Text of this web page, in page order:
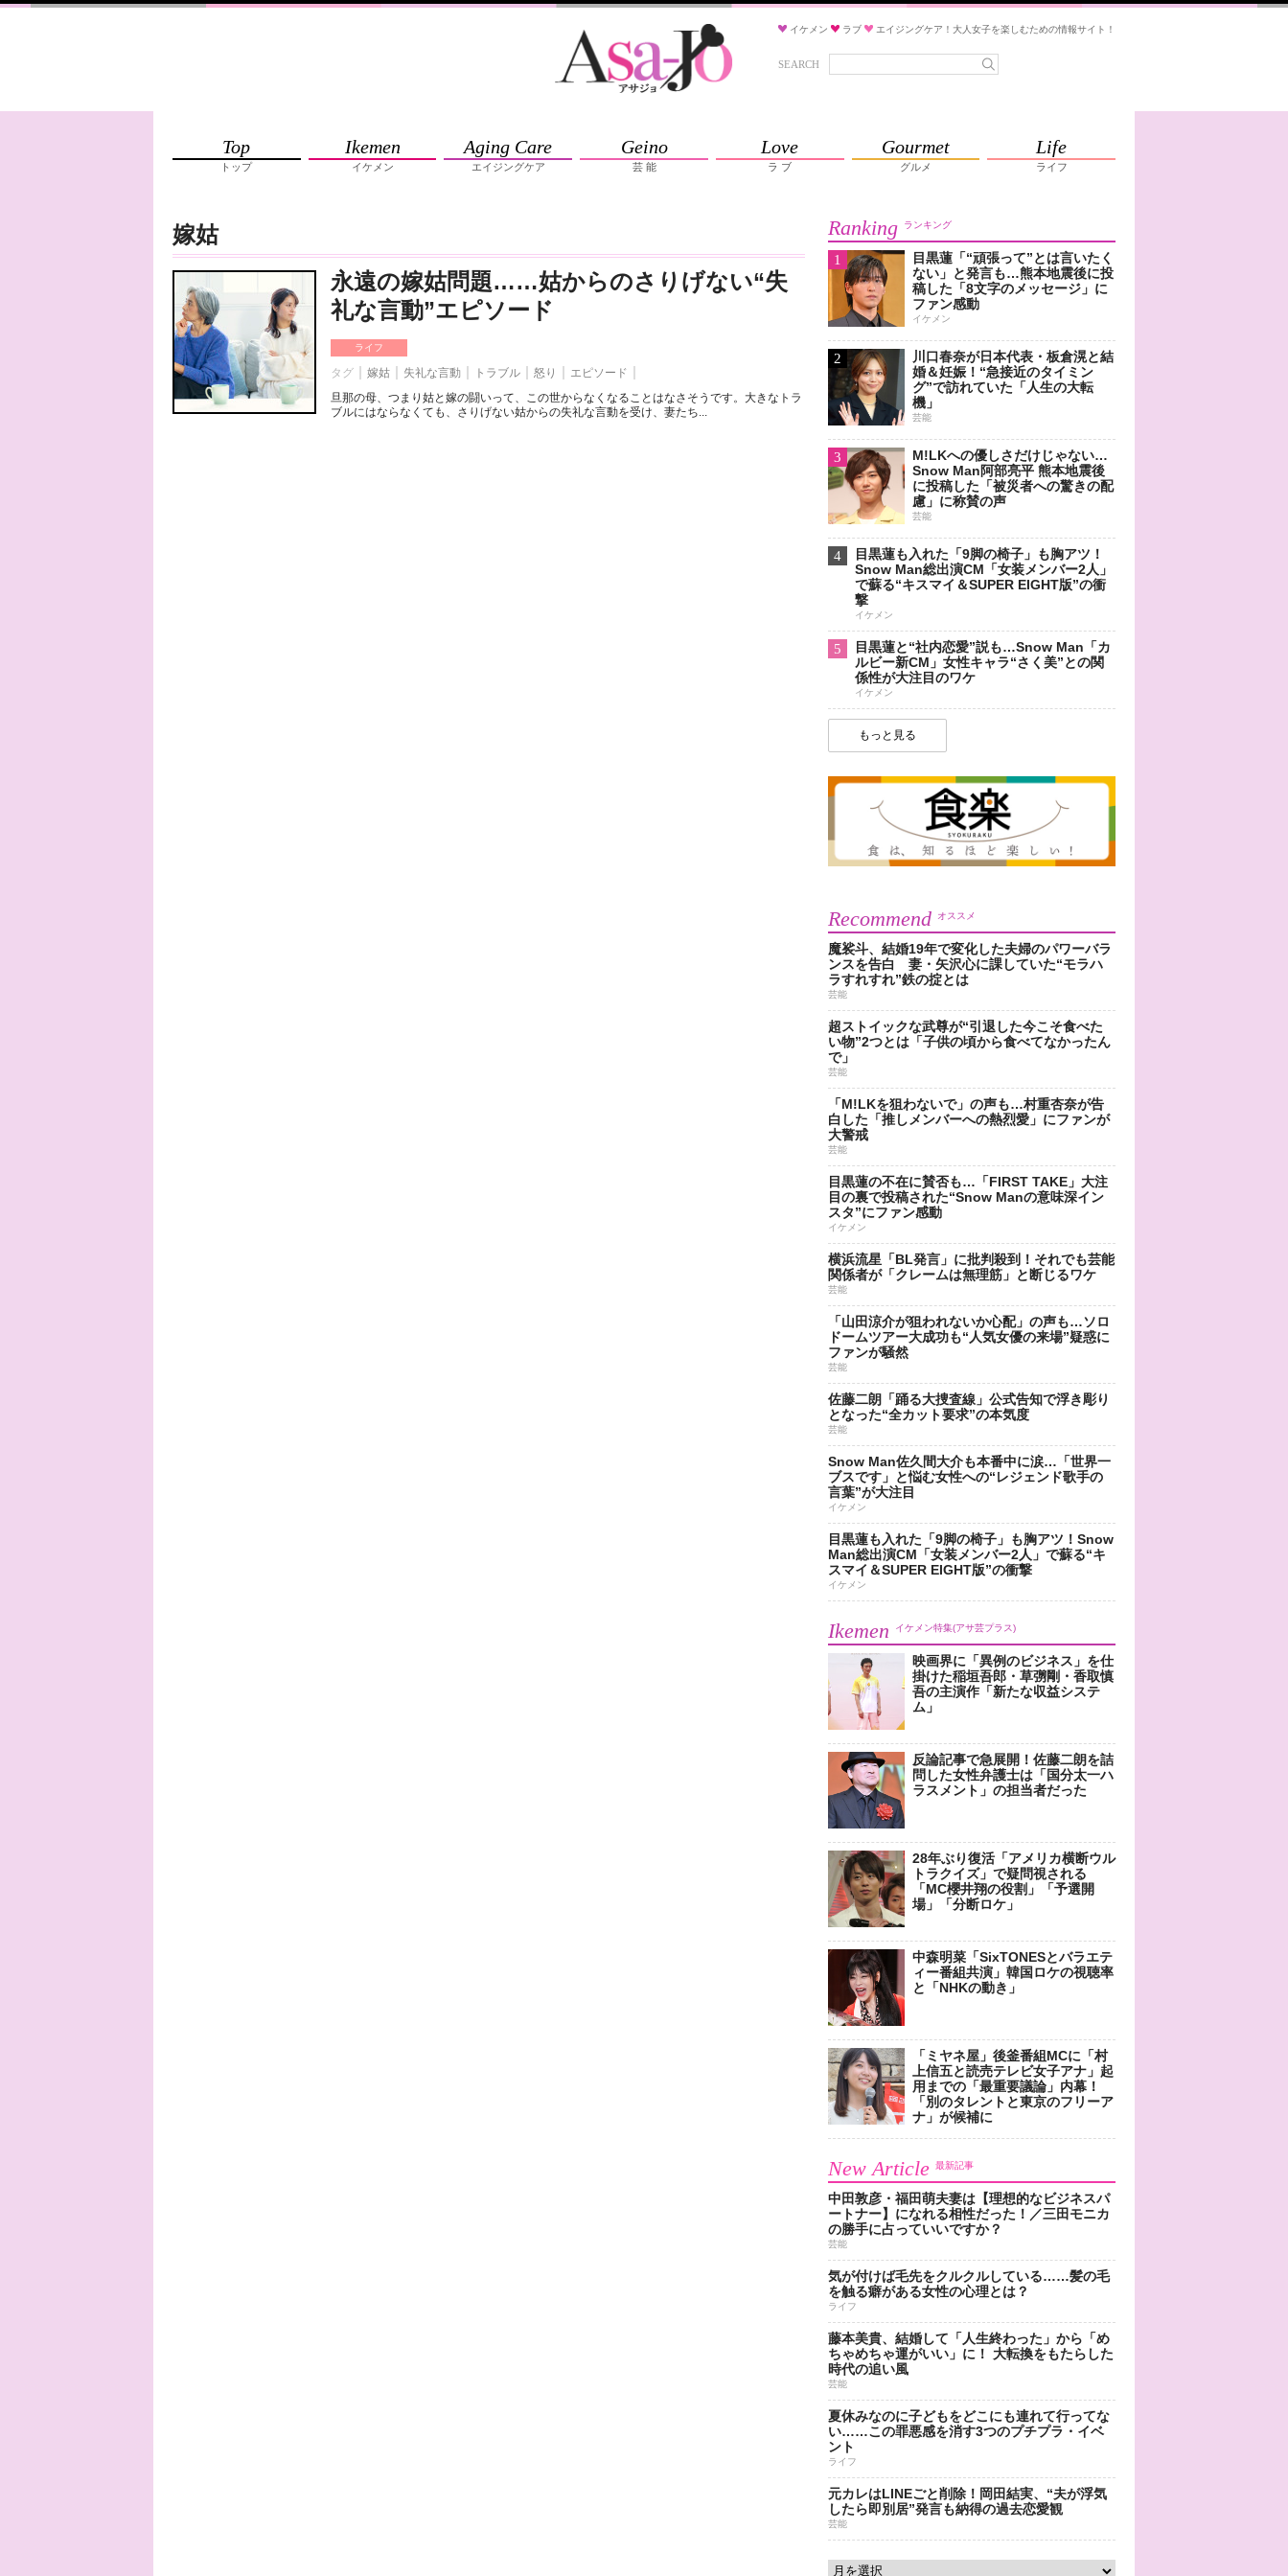
イケメン ラブ エイジングケア！大人女子を楽しむための情報サイト！
SEARCH
Top
トップ
Ikemen
イケメン
Aging Care
エイジングケア
Geino
芸 能
Love
ラ ブ
Gourmet
グルメ
Life
ライフ
嫁姑
永遠の嫁姑問題……姑からのさりげない“失
礼な言動”エピソード
ライフ
タグ 嫁姑 失礼な言動 トラブル 怒り
エピソード
旦那の母、つまり姑と嫁の闘いって、この世からなくなることはなさそうです。大きなトラ
ブルにはならなくても、さりげない姑からの失礼な言動を受け、妻たち...
Ranking ランキング
1
目黒蓮「“頑張って”とは言いたく
ない」と発言も…熊本地震後に投
稿した「8文字のメッセージ」に
ファン感動
イケメン
2
川口春奈が日本代表・板倉滉と結
婚＆妊娠！“急接近のタイミン
グ”で訪れていた「人生の大転
機」
芸能
3
M!LKへの優しさだけじゃない…
Snow Man阿部亮平 熊本地震後
に投稿した「被災者への驚きの配
慮」に称賛の声
芸能
4
目黒蓮も入れた「9脚の椅子」も胸アツ！
Snow Man総出演CM「女装メンバー2人」
で蘇る“キスマイ＆SUPER EIGHT版”の衝
撃
イケメン
5
目黒蓮と“社内恋愛”説も…Snow Man「カ
ルビー新CM」女性キャラ“さく美”との関
係性が大注目のワケ
イケメン
もっと見る
Recommend オススメ
魔裟斗、結婚19年で変化した夫婦のパワーバラ
ンスを告白 妻・矢沢心に課していた“モラハ
ラすれすれ”鉄の掟とは
芸能
超ストイックな武尊が“引退した今こそ食べた
い物”2つとは「子供の頃から食べてなかったん
で」
芸能
「M!LKを狙わないで」の声も…村重杏奈が告
白した「推しメンバーへの熱烈愛」にファンが
大警戒
芸能
目黒蓮の不在に賛否も…「FIRST TAKE」大注
目の裏で投稿された“Snow Manの意味深イン
スタ”にファン感動
イケメン
横浜流星「BL発言」に批判殺到！それでも芸能
関係者が「クレームは無理筋」と断じるワケ
芸能
「山田涼介が狙われないか心配」の声も…ソロ
ドームツアー大成功も“人気女優の来場”疑惑に
ファンが騒然
芸能
佐藤二朗「踊る大捜査線」公式告知で浮き彫り
となった“全カット要求”の本気度
芸能
Snow Man佐久間大介も本番中に涙…「世界一
ブスです」と悩む女性への“レジェンド歌手の
言葉”が大注目
イケメン
目黒蓮も入れた「9脚の椅子」も胸アツ！Snow
Man総出演CM「女装メンバー2人」で蘇る“キ
スマイ＆SUPER EIGHT版”の衝撃
イケメン
Ikemen イケメン特集(アサ芸プラス)
映画界に「異例のビジネス」を仕
掛けた稲垣吾郎・草彅剛・香取慎
吾の主演作「新たな収益システ
ム」
反論記事で急展開！佐藤二朗を詰
問した女性弁護士は「国分太一ハ
ラスメント」の担当者だった
28年ぶり復活「アメリカ横断ウル
トラクイズ」で疑問視される
「MC櫻井翔の役割」「予選開
場」「分断ロケ」
中森明菜「SixTONESとバラエテ
ィー番組共演」韓国ロケの視聴率
と「NHKの動き」
「ミヤネ屋」後釜番組MCに「村
上信五と読売テレビ女子アナ」起
用までの「最重要議論」内幕！
「別のタレントと東京のフリーア
ナ」が候補に
New Article 最新記事
中田敦彦・福田萌夫妻は【理想的なビジネスパ
ートナー】になれる相性だった！／三田モニカ
の勝手に占っていいですか？
芸能
気が付けば毛先をクルクルしている……髪の毛
を触る癖がある女性の心理とは？
ライフ
藤本美貴、結婚して「人生終わった」から「め
ちゃめちゃ運がいい」に！ 大転換をもたらした
時代の追い風
芸能
夏休みなのに子どもをどこにも連れて行ってな
い……この罪悪感を消す3つのプチプラ・イベ
ント
ライフ
元カレはLINEごと削除！岡田結実、“夫が浮気
したら即別居”発言も納得の過去恋愛観
芸能